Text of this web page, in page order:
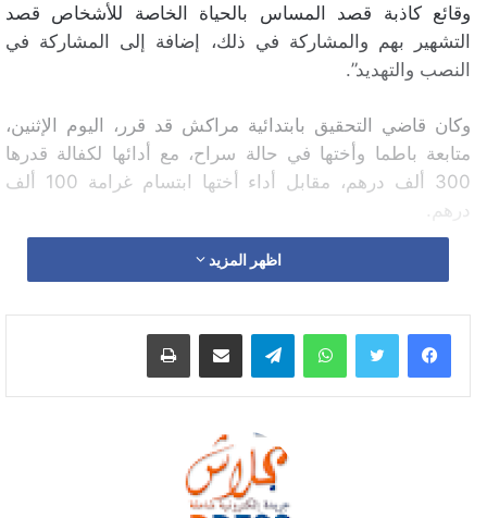
وقائع كاذبة قصد المساس بالحياة الخاصة للأشخاص قصد
التشهير بهم والمشاركة في ذلك، إضافة إلى المشاركة في
النصب والتهديد”.
وكان قاضي التحقيق بابتدائية مراكش قد قرر، اليوم الإثنين،
متابعة باطما وأختها في حالة سراح، مع أدائها لكفالة قدرها
300 ألف درهم، مقابل أداء أختها ابتسام غرامة 100 ألف
درهم.
بشأن إغلاق الحدود في وجه المطربة المذكورة وشقيقتها.
اظهر المزيد
واتساب تيلقرام مشاركة عبر البريد طباعة